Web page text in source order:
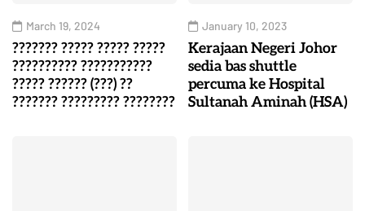
March 19, 2024
??????? ????? ????? ?????
?????????? ???????????
????? ?????? (???) ??
??????? ????????? ????????
January 10, 2023
Kerajaan Negeri Johor
sedia bas shuttle
percuma ke Hospital
Sultanah Aminah (HSA)